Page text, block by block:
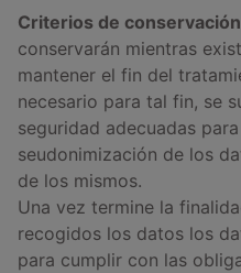
Criterios de
conservarán mientras
mantener el fin del
necesario para tal fin, se
seguridad adecuadas
seudonimización de los
de los mismos.
Una vez termine la
recogidos los datos los
para cumplir con las